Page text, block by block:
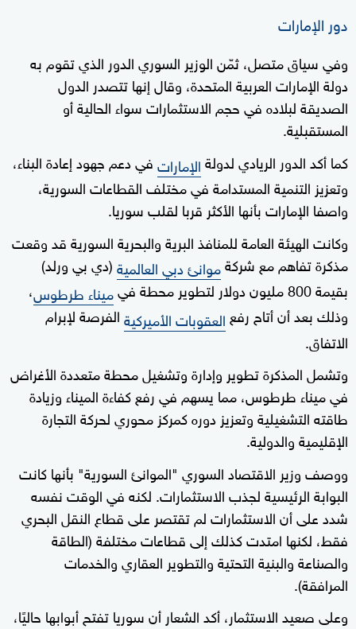
دور الإمارات
وفي سياق متصل، ثمّن الوزير السوري الدور الذي تقوم به
دولة الإمارات العربية المتحدة، وقال إنها تتصدر الدول
الصديقة لبلاده في حجم الاستثمارات سواء الحالية أو
المستقبلية.
كما أكد الدور الريادي لدولةالإماراتفي دعم جهود إعادة البناء،
وتعزيز التنمية المستدامة في مختلف القطاعات السورية،
واصفا الإمارات بأنها الأكثر قربا لقلب سوريا.
وكانت الهيئة العامة للمنافذ البرية والبحرية السورية قد وقعت
مذكرة تفاهم مع شركةموانئ دبي العالمية(دي بي ورلد)
بقيمة 800 مليون دولار لتطوير محطة في
ميناء طرطوس،
وذلك بعد أن أتاح رفعالعقوبات الأميركيةالفرصة لإبرام
الاتفاق.
وتشمل المذكرة تطوير وإدارة وتشغيل محطة متعددة الأغراض
في ميناء طرطوس، مما يسهم في رفع كفاءة الميناء وزيادة
طاقته التشغيلية وتعزيز دوره كمركز محوري لحركة التجارة
الإقليمية والدولية.
ووصف وزير الاقتصاد السوري "الموانئ السورية" بأنها كانت
البوابة الرئيسية لجذب الاستثمارات. لكنه في الوقت نفسه
شدد على أن الاستثمارات لم تقتصر على قطاع النقل البحري
فقط، لكنها امتدت كذلك إلى قطاعات مختلفة (الطاقة
والصناعة والبنية التحتية والتطوير العقاري والخدمات
المرافقة).
وعلى صعيد الاستثمار، أكد الشعار أن سوريا تفتح أبوابها حاليًا،